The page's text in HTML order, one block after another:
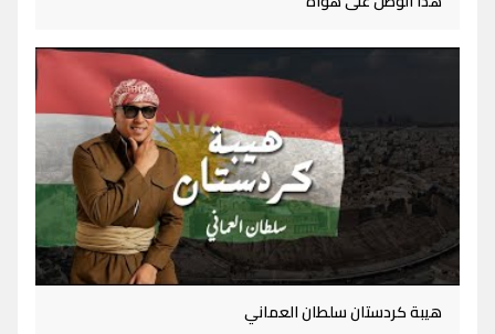
هيبة كردستان سلطان العماني